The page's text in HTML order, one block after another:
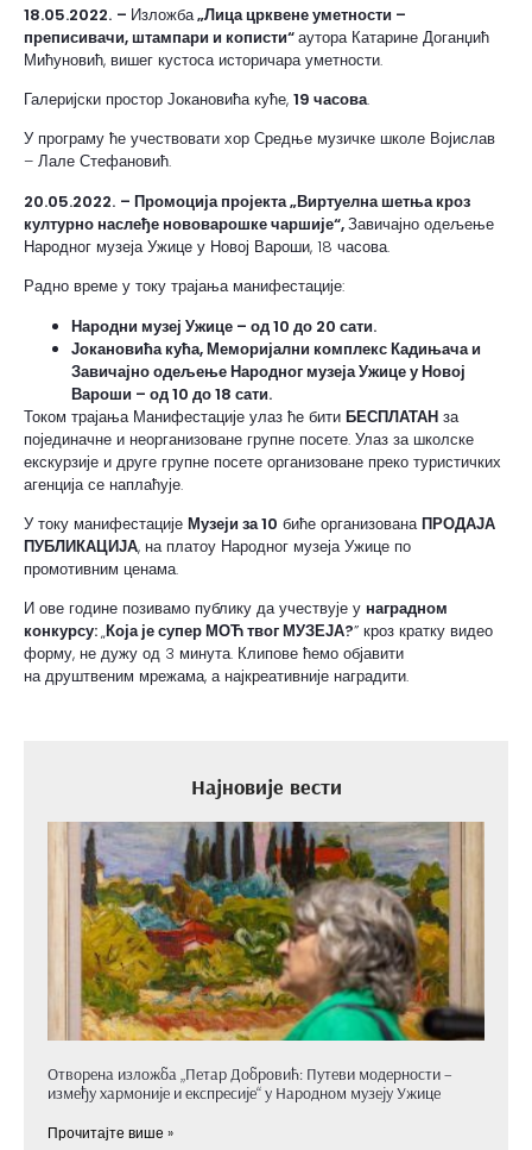
18.05.2022. – Изложба„Лица црквене уметности –
преписивачи, штампари и кописти“аутора Катарине Доганџић
Мићуновић, вишег кустоса историчара уметности.
Галеријски простор Јокановића куће, 19 часова.
У програму ће учествовати хор Средње музичке школе Војислав
– Лале Стефановић.
20.05.2022. – Промоција пројекта „Виртуелна шетња кроз
културно наслеђе нововарошке чаршије“,Завичајно одељење
Народног музеја Ужице у Новој Вароши, 18 часова.
Радно време у току трајања манифестације:
Народни музеј Ужице – од 10 до 20 сати.
Јокановића кућа, Меморијални комплекс Кадињача и
Завичајно одељење Народног музеја Ужице у Новој
Вароши – од 10 до 18 сати.
Током трајања Манифестације улаз ће бити БЕСПЛАТАН за
појединачне и неорганизоване групне посете. Улаз за школске
екскурзије и друге групне посете организоване преко туристичких
агенција се наплаћује.
У току манифестације Музеји за 10 биће организованаПРОДАЈА
ПУБЛИКАЦИЈА, на платоу Народног музеја Ужице по
промотивним ценама.
И ове године позивамо публику да учествује у наградном
конкурсу:„Која је супер МОЋ твог МУЗЕЈА?” кроз кратку видео
форму, не дужу од 3 минута. Клипове ћемо објавити
на друштвеним мрежама, а најкреативније наградити.
Најновије вести
Отворена изложба „Петар Добровић: Путеви модерности –
између хармоније и експресије“ у Народном музеју Ужице
Прочитајте више »